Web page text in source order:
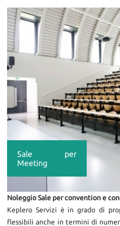
Sale per
Meeting
Noleggio Sale per convention e
Keplero Servizi è in grado di
flessibili anche in termini di